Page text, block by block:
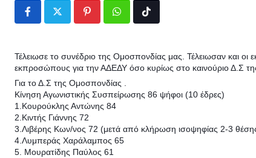
PinterestWhatsappTiktok
Τέλειωσε το συνέδριο της Ομοσπονδίας μας. Τέλειωσαν και
εκπροσώπους για την ΑΔΕΔΥ όσο κυρίως στο καινούριο Δ.Σ
Για το Δ.Σ της Ομοσπονδίας .
Κίνηση Αγωνιστικής Συσπείρωσης 86 ψήφοι (10 έδρες)
1.Κουρούκλης Αντώνης 84
2.Κιντής Γιάννης 72
3.Λιβέρης Κων/νος 72 (μετά από κλήρωση ισοψηφίας 2-3
4.Λυμπεράς Χαράλαμπος 65
5. Μουρατίδης Παύλος 61